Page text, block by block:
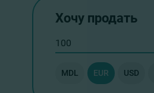
Хочу продать
MDL EUR USD